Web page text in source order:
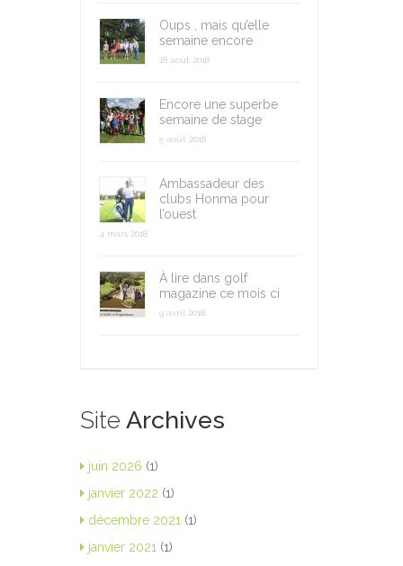
Oups , mais qu’elle
semaine encore
18 août 2018
Encore une superbe
semaine de stage
5 août 2018
Ambassadeur des
clubs Honma pour
l’ouest
4 mars 2018
À lire dans golf
magazine ce mois ci
9 avril 2018
Site Archives
juin 2026 (1)
janvier 2022 (1)
décembre 2021 (1)
janvier 2021 (1)